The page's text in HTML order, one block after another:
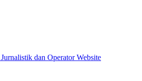
dan Operator Website